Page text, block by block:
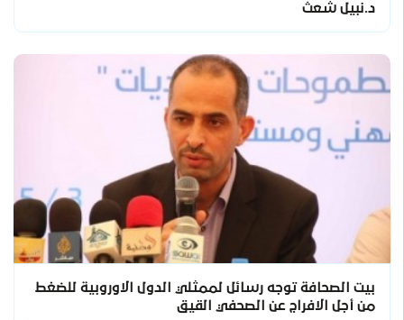
د.نبيل شعث
بيت الصحافة توجه رسائل لممثلي الدول الاوروبية للضغط
من أجل الافراج عن الصحفي القيق